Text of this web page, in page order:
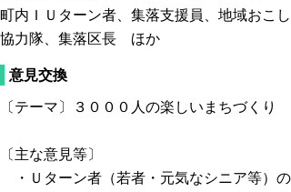
町内ＩＵターン者、集落支援員、地域おこし
協力隊、集落区長 ほか
意見交換
〔テーマ〕３０００人の楽しいまちづくり
〔主な意見等〕
・Ｕターン者（若者・元気なシニア等）の